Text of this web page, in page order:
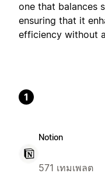
one that balances
ensuring that it
efficiency without
1
Notion
571 เทมเพลต